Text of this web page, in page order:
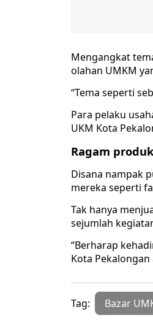
Mengangkat
olahan UMKM
“Tema seperti
Para pelaku
UKM Kota
Ragam
Disana nampak
mereka seperti
Tak hanya
sejumlah
“Berharap
Kota Pekalongan
Tag: Bazar